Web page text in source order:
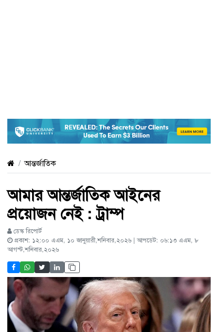
আন্তর্জাতিক
আমার আন্তর্জাতিক আইনের
প্রয়োজন নেই : ট্রাম্প
ডেস্ক রিপোর্ট
প্রকাশ: ১২:০০ এএম, ১০ জানুয়ারী,শনিবার,২০২৬ | আপডেট: ০৬:১৩ এএম, ৮
আগস্ট,শনিবার,২০২৬